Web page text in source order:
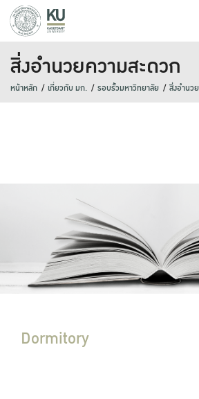
สิ่งอำนวยความสะดวก
หน้าหลัก เกี่ยวกับ มก. รอบรั้วมหาวิทยาลัย สิ่งอำนว
Dormitory